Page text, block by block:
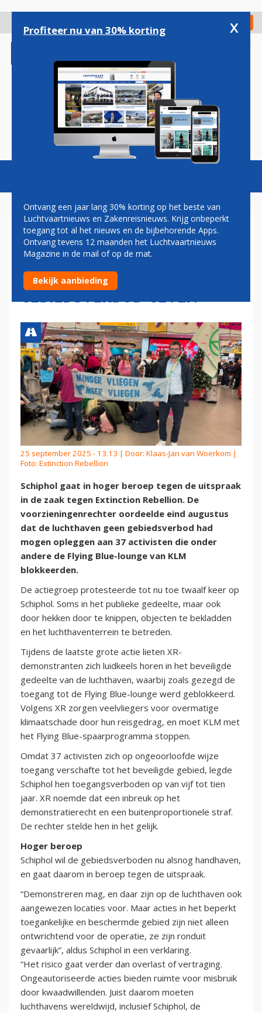
gaan
Check in
Magazine Podcasts Vacatures
SCHIPHOL WIL
KLIMAATACTIVISTEN VIA
HOGER BEROEP ALSNOG
GEBIEDSVERBOD GEVEN
25 september 2025 - 13:13 | Door: Klaas-Jan van Woerkom |
Foto: Extinction Rebellion
Schiphol gaat in hoger beroep tegen de uitspraak
in de zaak tegen Extinction Rebellion. De
voorzieningenrechter oordeelde eind augustus
dat de luchthaven geen gebiedsverbod had
mogen opleggen aan 37 activisten die onder
andere de Flying Blue-lounge van KLM
blokkeerden.
De actiegroep protesteerde tot nu toe twaalf keer op
Schiphol. Soms in het publieke gedeelte, maar ook
door hekken door te knippen, objecten te bekladden
en het luchthaventerrein te betreden.
Tijdens de laatste grote actie lieten XR-
demonstranten zich luidkeels horen in het beveiligde
gedeelte van de luchthaven, waarbij zoals gezegd de
toegang tot de Flying Blue-lounge werd geblokkeerd.
Volgens XR zorgen veelvliegers voor overmatige
klimaatschade door hun reisgedrag, en moet KLM met
het Flying Blue-spaarprogramma stoppen.
Omdat 37 activisten zich op ongeoorloofde wijze
toegang verschafte tot het beveiligde gebied, legde
Schiphol hen toegangsverboden op van vijf tot tien
jaar. XR noemde dat een inbreuk op het
demonstratierecht en een buitenproportionele straf.
De rechter stelde hen in het gelijk.
Hoger beroep
Schiphol wil de gebiedsverboden nu alsnog handhaven,
en gaat daarom in beroep tegen de uitspraak.
“Demonstreren mag, en daar zijn op de luchthaven ook
aangewezen locaties voor. Maar acties in het beperkt
toegankelijke en beschermde gebied zijn niet alleen
ontwrichtend voor de operatie, ze zijn ronduit
gevaarlijk”, aldus Schiphol in een verklaring.
“Het risico gaat verder dan overlast of vertraging.
Ongeautoriseerde acties bieden ruimte voor misbruik
door kwaadwillenden. Juist daarom moeten
luchthavens wereldwijd, inclusief Schiphol, de
Profiteer nu van 30% korting x
Ontvang een jaar lang 30% korting op het beste van
Luchtvaartnieuws en Zakenreisnieuws. Krijg onbeperkt
toegang tot al het nieuws en de bijbehorende Apps.
Ontvang tevens 12 maanden het Luchtvaartnieuws
Magazine in de mail of op de mat.
Bekijk aanbieding